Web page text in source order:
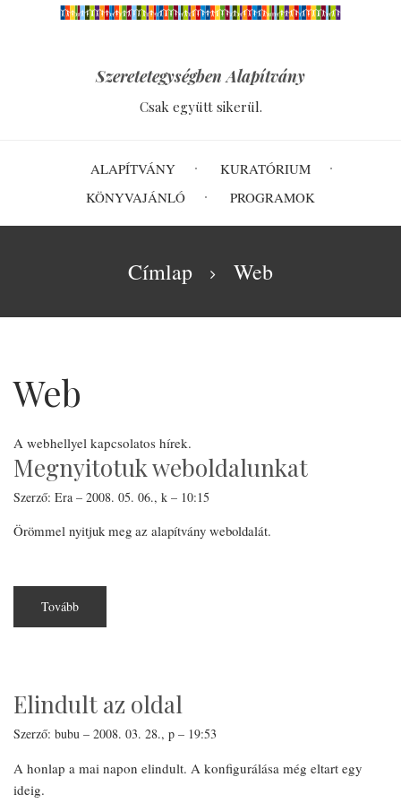
Szeretetegységben Alapítvány
Csak együtt sikerül.
navigation
ALAPÍTVÁNY
KURATÓRIUM
KÖNYVAJÁNLÓ
PROGRAMOK
Címlap Web
Web
A webhellyel kapcsolatos hírek.
Megnyitotuk weboldalunkat
Szerző: Era – 2008. 05. 06., k – 10:15
Örömmel nyitjuk meg az alapítvány weboldalát.
Tovább
Elindult az oldal
Szerző: bubu – 2008. 03. 28., p – 19:53
A honlap a mai napon elindult. A konfigurálása még eltart egy
ideig.